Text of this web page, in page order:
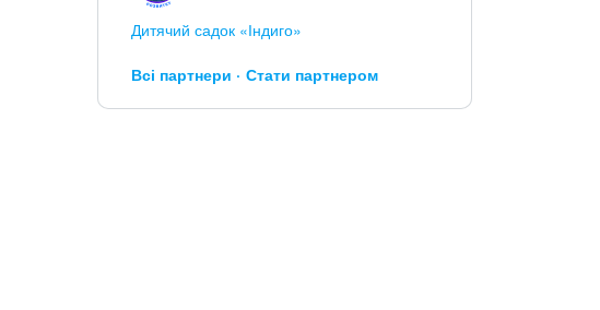
Дитячий садок «Індиго»
Всі партнери Стати партнером